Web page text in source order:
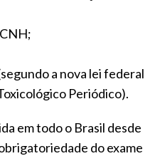
a nova lei federal
Periódico).
em todo o Brasil desde
do exame